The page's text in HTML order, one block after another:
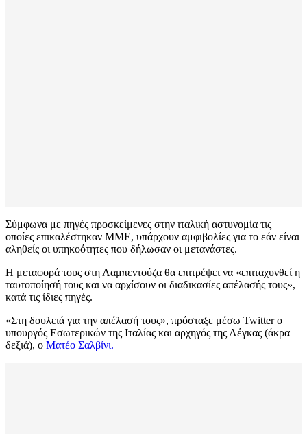
Σύμφωνα με πηγές προσκείμενες στην ιταλική αστυνομία τις
οποίες επικαλέστηκαν ΜΜΕ, υπάρχουν αμφιβολίες για το εάν είναι
αληθείς οι υπηκοότητες που δήλωσαν οι μετανάστες.
Η μεταφορά τους στη Λαμπεντούζα θα επιτρέψει να «επιταχυνθεί η
ταυτοποίησή τους και να αρχίσουν οι διαδικασίες απέλασής τους»,
κατά τις ίδιες πηγές.
«Στη δουλειά για την απέλασή τους», πρόσταξε μέσω Twitter ο
υπουργός Εσωτερικών της Ιταλίας και αρχηγός της Λέγκας (άκρα
δεξιά), ο Ματέο Σαλβίνι.